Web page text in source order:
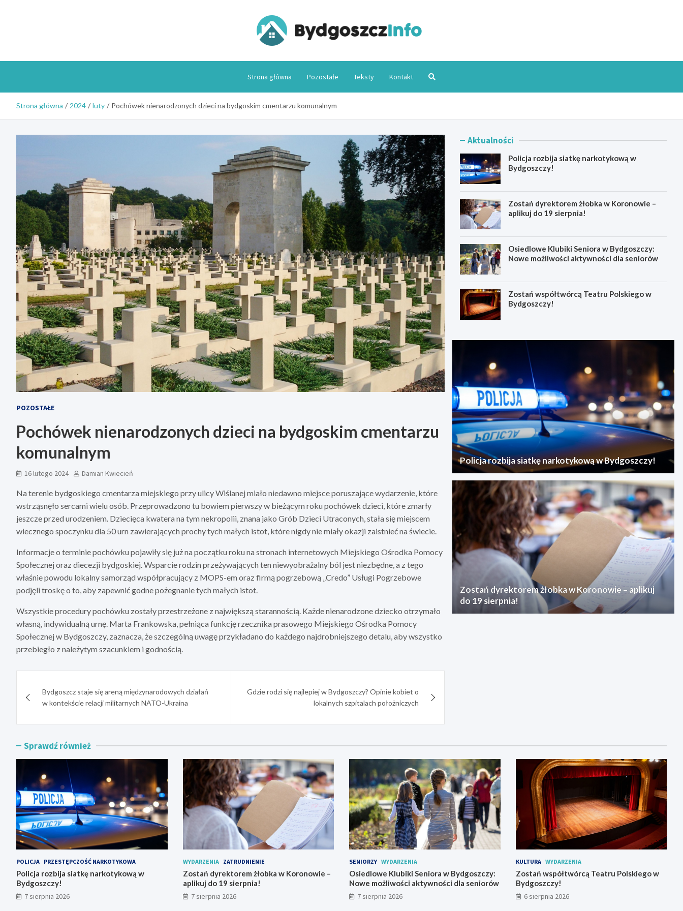
Strona główna Pozostałe Teksty Kontakt
Strona główna 2024 luty Pochówek nienarodzonych dzieci na bydgoskim cmentarzu komunalnym
POZOSTAŁE
Pochówek nienarodzonych dzieci na bydgoskim cmentarzu
komunalnym
16 lutego 2024 Damian Kwiecień
Na terenie bydgoskiego cmentarza miejskiego przy ulicy Wiślanej miało niedawno miejsce poruszające wydarzenie, które
wstrząsnęło sercami wielu osób. Przeprowadzono tu bowiem pierwszy w bieżącym roku pochówek dzieci, które zmarły
jeszcze przed urodzeniem. Dziecięca kwatera na tym nekropolii, znana jako Grób Dzieci Utraconych, stała się miejscem
wiecznego spoczynku dla 50 urn zawierających prochy tych małych istot, które nigdy nie miały okazji zaistnieć na świecie.
Informacje o terminie pochówku pojawiły się już na początku roku na stronach internetowych Miejskiego Ośrodka Pomocy
Społecznej oraz diecezji bydgoskiej. Wsparcie rodzin przeżywających ten niewyobrażalny ból jest niezbędne, a z tego
właśnie powodu lokalny samorząd współpracujący z MOPS-em oraz firmą pogrzebową „Credo” Usługi Pogrzebowe
podjęli troskę o to, aby zapewnić godne pożegnanie tych małych istot.
Wszystkie procedury pochówku zostały przestrzeżone z największą starannością. Każde nienarodzone dziecko otrzymało
własną, indywidualną urnę. Marta Frankowska, pełniąca funkcję rzecznika prasowego Miejskiego Ośrodka Pomocy
Społecznej w Bydgoszczy, zaznacza, że szczególną uwagę przykładano do każdego najdrobniejszego detalu, aby wszystko
przebiegło z należytym szacunkiem i godnością.
wpisuBydgoszcz staje się areną międzynarodowych działań
w kontekście relacji militarnych NATO-Ukraina
Gdzie rodzi się najlepiej w Bydgoszczy? Opinie kobiet o
lokalnych szpitalach położniczych
Aktualności
Policja rozbija siatkę narkotykową w
Bydgoszczy!
Zostań dyrektorem żłobka w Koronowie –
aplikuj do 19 sierpnia!
Osiedlowe Klubiki Seniora w Bydgoszczy:
Nowe możliwości aktywności dla seniorów
Zostań współtwórcą Teatru Polskiego w
Bydgoszczy!
Policja rozbija siatkę narkotykową w Bydgoszczy!
Zostań dyrektorem żłobka w Koronowie – aplikuj
do 19 sierpnia!
Sprawdź również
POLICJA PRZESTĘPCZOŚĆ NARKOTYKOWA
Policja rozbija siatkę narkotykową w
Bydgoszczy!
7 sierpnia 2026
WYDARZENIA ZATRUDNIENIE
Zostań dyrektorem żłobka w Koronowie –
aplikuj do 19 sierpnia!
7 sierpnia 2026
SENIORZY WYDARZENIA
Osiedlowe Klubiki Seniora w Bydgoszczy:
Nowe możliwości aktywności dla seniorów
7 sierpnia 2026
KULTURA WYDARZENIA
Zostań współtwórcą Teatru Polskiego w
Bydgoszczy!
6 sierpnia 2026